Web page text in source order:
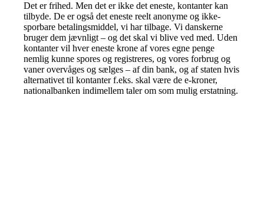
Det er frihed. Men det er ikke det eneste, kontanter kan
tilbyde. De er også det eneste reelt anonyme og ikke-
sporbare betalingsmiddel, vi har tilbage. Vi danskerne
bruger dem jævnligt – og det skal vi blive ved med. Uden
kontanter vil hver eneste krone af vores egne penge
nemlig kunne spores og registreres, og vores forbrug og
vaner overvåges og sælges – af din bank, og af staten hvis
alternativet til kontanter f.eks. skal være de e-kroner,
nationalbanken indimellem taler om som mulig erstatning.